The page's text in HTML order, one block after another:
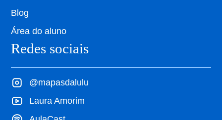
Blog
Área do aluno
Redes sociais
@mapasdalulu
Laura Amorim